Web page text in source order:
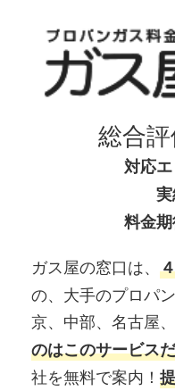
総合
対応
実
料金
ガス屋の窓口は、
の、大手のプロパ
京、中部、名古屋
のはこのサービス
社を無料で案内！